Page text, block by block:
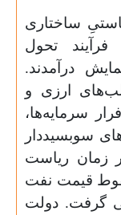
ساختاری
تحول
درآمدند.
ارزی و
سرمایه‌ها،
سوبسیددار
زمان ریاست
قیمت نفت
گرفت. دولت